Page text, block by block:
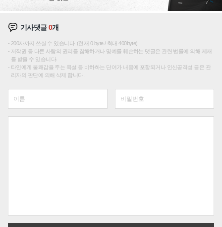
기사댓글0개
200자까지 쓰실 수 있습니다. (현재 0 byte / 최대 400byte)
저작권 등 다른 사람의 권리를 침해하거나 명예를 훼손하는 댓글은 관련 법률에 의해 제재
를 받을 수 있습니다.
타인에게 불쾌감을 주는 욕설 등 비하하는 단어가 내용에 포함되거나 인신공격성 글은 관
리자의 판단에 의해 삭제 합니다.